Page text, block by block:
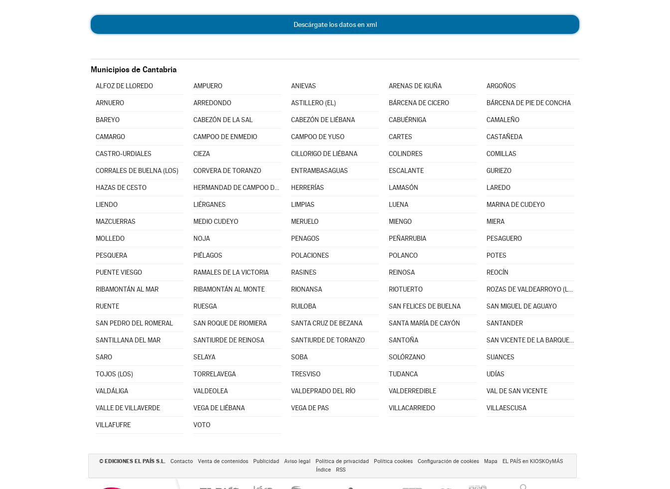
Descárgate los datos en xml
Municipios de Cantabria
ALFOZ DE LLOREDO AMPUERO ANIEVAS ARENAS DE IGUÑA ARGOÑOS
ARNUERO ARREDONDO ASTILLERO (EL) BÁRCENA DE CICERO BÁRCENA DE PIE DE CONCHA
BAREYO CABEZÓN DE LA SAL CABEZÓN DE LIÉBANA CABUÉRNIGA CAMALEÑO
CAMARGO CAMPOO DE ENMEDIO CAMPOO DE YUSO CARTES CASTAÑEDA
CASTRO-URDIALES CIEZA CILLORIGO DE LIÉBANA COLINDRES COMILLAS
CORRALES DE BUELNA (LOS) CORVERA DE TORANZO ENTRAMBASAGUAS ESCALANTE GURIEZO
HAZAS DE CESTO HERMANDAD DE CAMPOO DE SUSO HERRERÍAS LAMASÓN LAREDO
LIENDO LIÉRGANES LIMPIAS LUENA MARINA DE CUDEYO
MAZCUERRAS MEDIO CUDEYO MERUELO MIENGO MIERA
MOLLEDO NOJA PENAGOS PEÑARRUBIA PESAGUERO
PESQUERA PIÉLAGOS POLACIONES POLANCO POTES
PUENTE VIESGO RAMALES DE LA VICTORIA RASINES REINOSA REOCÍN
RIBAMONTÁN AL MAR RIBAMONTÁN AL MONTE RIONANSA RIOTUERTO ROZAS DE VALDEARROYO (LAS)
RUENTE RUESGA RUILOBA SAN FELICES DE BUELNA SAN MIGUEL DE AGUAYO
SAN PEDRO DEL ROMERAL SAN ROQUE DE RIOMIERA SANTA CRUZ DE BEZANA SANTA MARÍA DE CAYÓN SANTANDER
SANTILLANA DEL MAR SANTIURDE DE REINOSA SANTIURDE DE TORANZO SANTOÑA SAN VICENTE DE LA BARQUERA
SARO SELAYA SOBA SOLÓRZANO SUANCES
TOJOS (LOS) TORRELAVEGA TRESVISO TUDANCA UDÍAS
VALDÁLIGA VALDEOLEA VALDEPRADO DEL RÍO VALDERREDIBLE VAL DE SAN VICENTE
VALLE DE VILLAVERDE VEGA DE LIÉBANA VEGA DE PAS VILLACARRIEDO VILLAESCUSA
VILLAFUFRE VOTO
© EDICIONES EL PAÍS S.L. Contacto Venta de contenidos Publicidad Aviso legal Política de privacidad Política cookies Configuración de cookies Mapa
EL PAÍS en KIOSKOyMÁS
Índice
RSS